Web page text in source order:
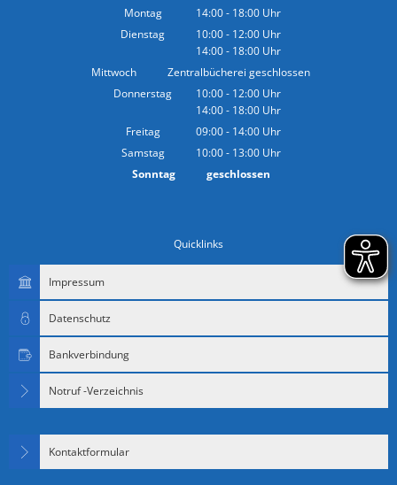
Montag
14:00- 18:00 Uhr
Von 14:00 bis 18:00 Uhr
Dienstag 10:00- 12:00 Uhr
Von 10:00 bis 12:00 Uhr
14:00- 18:00 Uhr
Von 14:00 bis 18:00 Uhr
Mittwoch
Zentralbücherei geschlossen
Donnerstag
10:00- 12:00 Uhr
Von 10:00 bis 12:00 Uhr
14:00- 18:00 Uhr
Von 14:00 bis 18:00 Uhr
Freitag 09:00- 14:00 Uhr
Von 09:00 bis 14:00 Uhr
Samstag 10:00- 13:00 Uhr
Von 10:00 bis 13:00 Uhr
Sonntag geschlossen
Quicklinks
Impressum
Datenschutz
Bankverbindung
Notruf -Verzeichnis
Kontaktformular